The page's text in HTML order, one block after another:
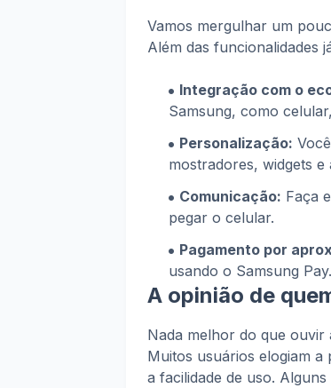
Vamos mergulhar um
Além das funcionalidades
Integração com o
Samsung, como
Personalização:
mostradores, widgets e
Comunicação: Faça
pegar o celular.
Pagamento por
usando o Samsung Pay.
A opinião de
Nada melhor do que ouvir
Muitos usuários elogiam
a facilidade de uso.